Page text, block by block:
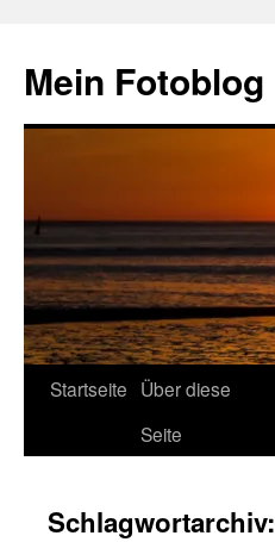
springen
Mein Fotoblog
Startseite Über diese
Seite
Schlagwortarchiv: